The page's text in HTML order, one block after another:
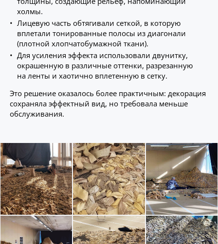
холмы.
Лицевую часть обтягивали сеткой, в которую
вплетали тонированные полосы из диагонали
(плотной хлопчатобумажной ткани).
Для усиления эффекта использовали двунитку,
окрашенную в различные оттенки, разрезанную
на ленты и хаотично вплетенную в сетку.
Это решение оказалось более практичным: декорация
сохраняла эффектный вид, но требовала меньше
обслуживания.